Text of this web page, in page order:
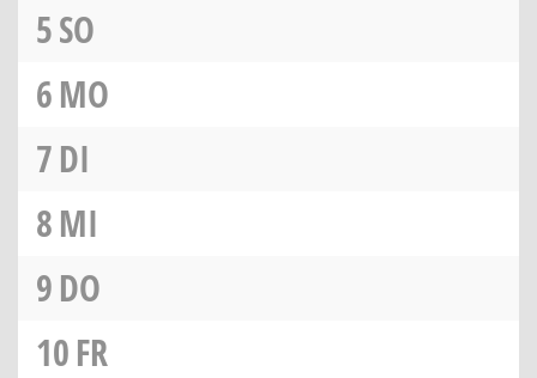
5SO
6MO
7DI
8MI
9DO
10FR